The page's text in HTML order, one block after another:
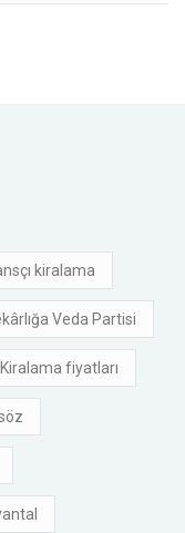
kiralama
Veda Partisi
fiyatları